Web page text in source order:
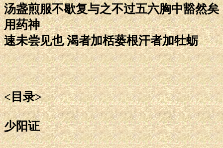
汤盏煎服不歇复与之不过五六胸中豁然矣
用药神
速未尝见也 渴者加栝蒌根汗者加牡蛎
<目录>
少阳证